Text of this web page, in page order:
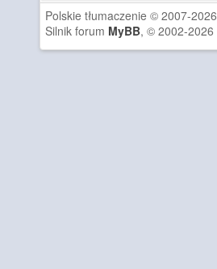
Polskie tłumaczenie © 2007-2026
Silnik forum MyBB, © 2002-2026